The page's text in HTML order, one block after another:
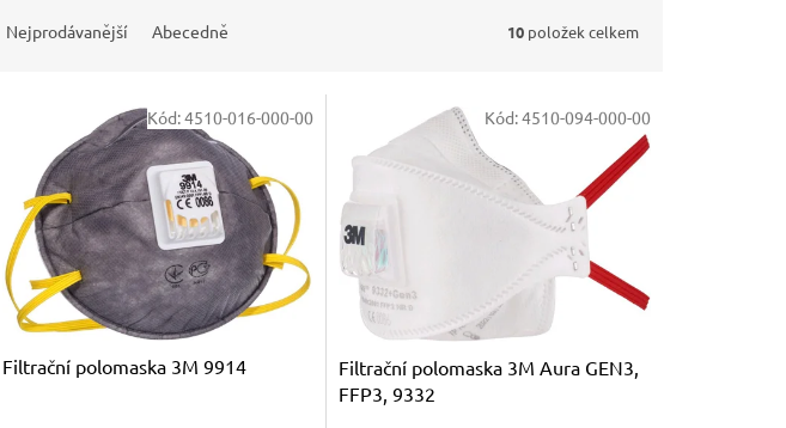
Nejprodávanější Abecedně 10 položek celkem
Filtrační polomaska 3M 9914
Kód:4510-016-000-00
Filtrační polomaska 3M Aura GEN3,
FFP3, 9332
Kód:4510-094-000-00